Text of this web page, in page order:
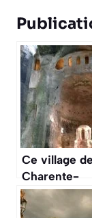
Ce village de
Charente-
Maritime,
son église